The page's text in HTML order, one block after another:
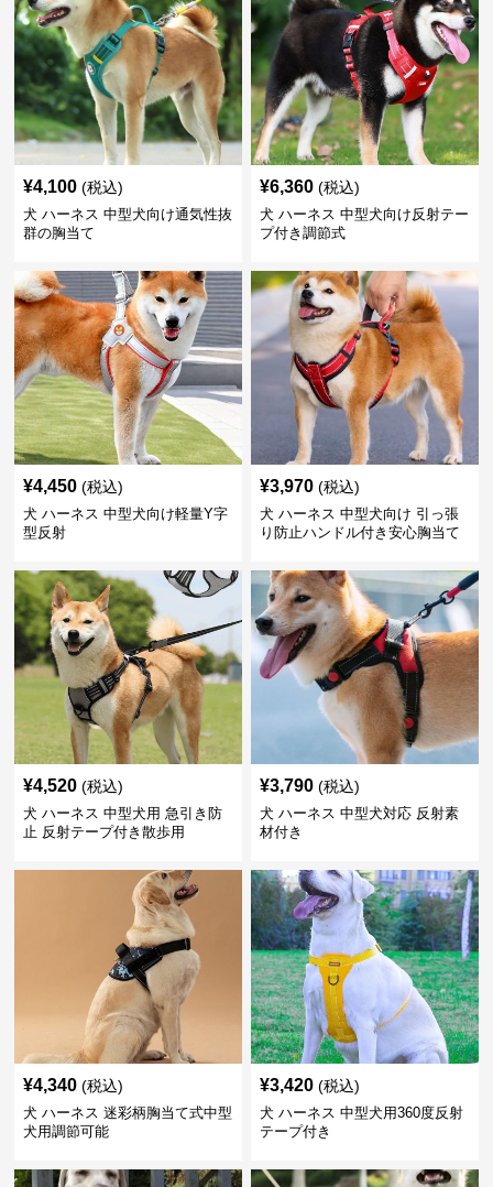
¥4,100 (税込)
犬 ハーネス 中型犬向け通気性抜
群の胸当て
¥6,360 (税込)
犬 ハーネス 中型犬向け反射テー
プ付き調節式
¥4,450 (税込)
犬 ハーネス 中型犬向け軽量Y字
型反射
¥3,970 (税込)
犬 ハーネス 中型犬向け 引っ張
り防止ハンドル付き安心胸当て
¥4,520 (税込)
犬 ハーネス 中型犬用 急引き防
止 反射テープ付き散歩用
¥3,790 (税込)
犬 ハーネス 中型犬対応 反射素
材付き
¥4,340 (税込)
犬 ハーネス 迷彩柄胸当て式中型
犬用調節可能
¥3,420 (税込)
犬 ハーネス 中型犬用360度反射
テープ付き